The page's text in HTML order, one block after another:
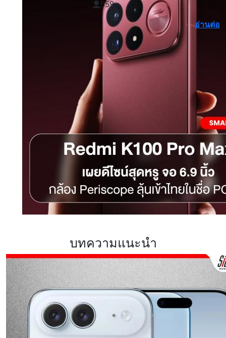
559
อ่านต่อ
บทความแนะนำ